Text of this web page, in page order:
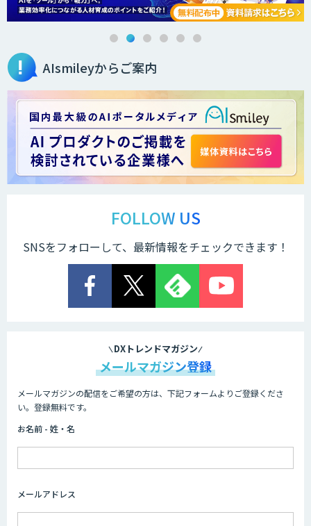
AI開発・伴走支援・内製化支援
LINEWORKS AiCall（VOICEIVR）
Voice Space
サテライトAI
集
FUNNELシリーズ
AIsmileyからご案内
FOLLOW US
SNSをフォローして、最新情報をチェックできます！
DXトレンドマガジン
メールマガジン登録
メールマガジンの配信をご希望の方は、下記フォームよりご登録くださ
い。登録無料です。
お名前 - 姓・名
メールアドレス